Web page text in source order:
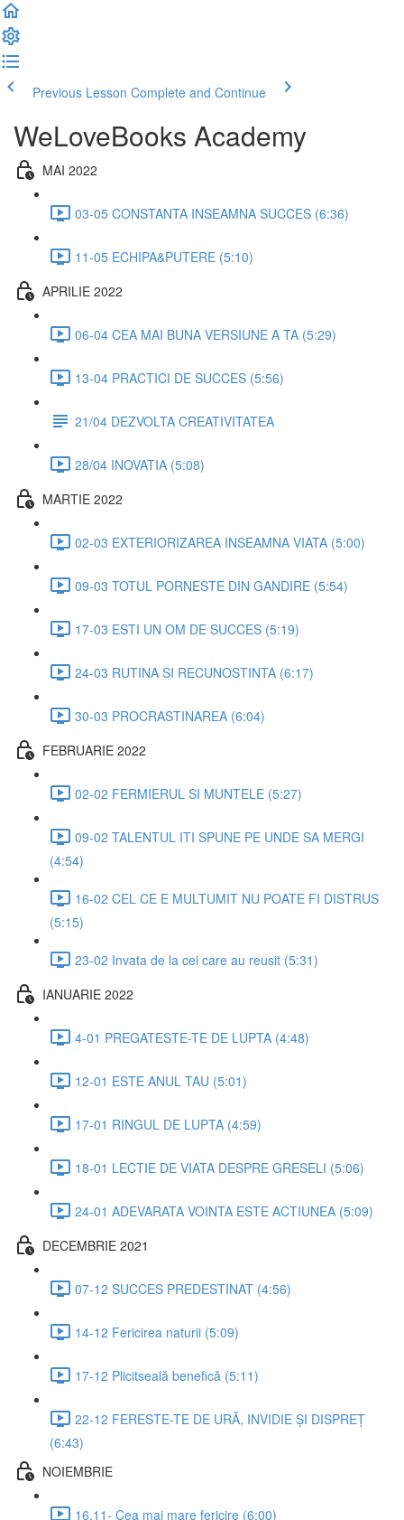
Previous Lesson Complete and Continue
WeLoveBooks Academy
MAI 2022
03-05 CONSTANTA INSEAMNA SUCCES (6:36)
11-05 ECHIPA&PUTERE (5:10)
APRILIE 2022
06-04 CEA MAI BUNA VERSIUNE A TA (5:29)
13-04 PRACTICI DE SUCCES (5:56)
21/04 DEZVOLTA CREATIVITATEA
28/04 INOVATIA (5:08)
MARTIE 2022
02-03 EXTERIORIZAREA INSEAMNA VIATA (5:00)
09-03 TOTUL PORNESTE DIN GANDIRE (5:54)
17-03 ESTI UN OM DE SUCCES (5:19)
24-03 RUTINA SI RECUNOSTINTA (6:17)
30-03 PROCRASTINAREA (6:04)
FEBRUARIE 2022
02-02 FERMIERUL SI MUNTELE (5:27)
09-02 TALENTUL ITI SPUNE PE UNDE SA MERGI
(4:54)
16-02 CEL CE E MULTUMIT NU POATE FI DISTRUS
(5:15)
23-02 Invata de la cei care au reusit (5:31)
IANUARIE 2022
4-01 PREGATESTE-TE DE LUPTA (4:48)
12-01 ESTE ANUL TAU (5:01)
17-01 RINGUL DE LUPTA (4:59)
18-01 LECTIE DE VIATA DESPRE GRESELI (5:06)
24-01 ADEVARATA VOINTA ESTE ACTIUNEA (5:09)
DECEMBRIE 2021
07-12 SUCCES PREDESTINAT (4:56)
14-12 Fericirea naturii (5:09)
17-12 Plicitseală benefică (5:11)
22-12 FERESTE-TE DE URĂ, INVIDIE ȘI DISPREȚ
(6:43)
NOIEMBRIE
16.11- Cea mai mare fericire (6:00)